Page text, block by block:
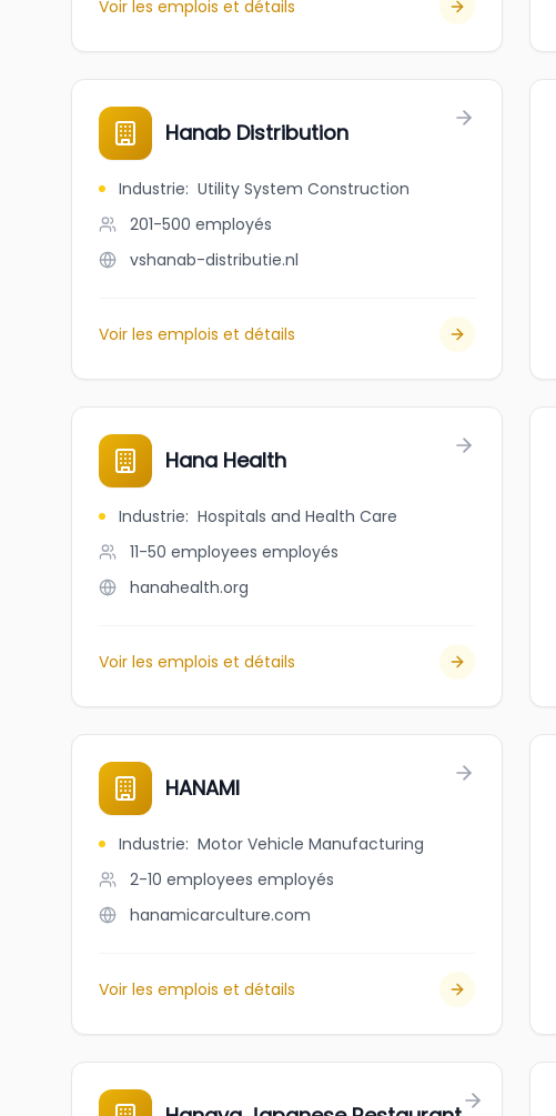
Voir les emplois et détails
Hanab Distribution
Industrie: Utility System Construction
201-500 employés
vshanab-distributie.nl
Voir les emplois et détails
Hana Health
Industrie: Hospitals and Health Care
11-50 employees employés
hanahealth.org
Voir les emplois et détails
HANAMI
Industrie: Motor Vehicle Manufacturing
2-10 employees employés
hanamicarculture.com
Voir les emplois et détails